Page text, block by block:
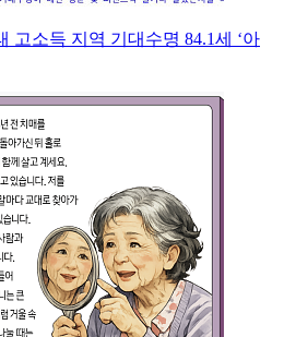
고소득 지역 기대수명 84.1세 ‘아